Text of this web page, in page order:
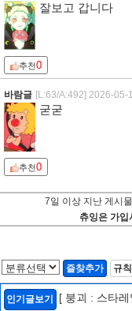
잘보고 갑니다
추천0
바람글 [L:63/A:492] 2026-05-
굳굳
추천0
7일 이상 지난 게시물,
츄잉은 가입
즐찾추가 규칙
인기글보기 [ 붕괴 : 스타